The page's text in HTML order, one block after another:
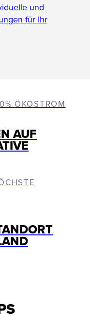
und
für Ihr
ÖKOSTROM
AUF